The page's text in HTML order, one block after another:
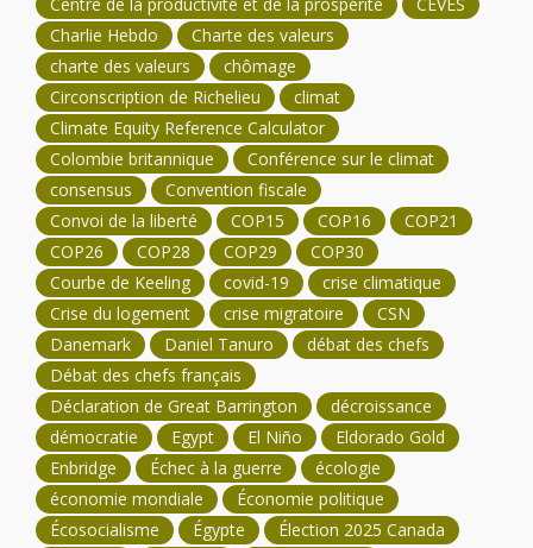
Charlie Hebdo
Charte des valeurs
charte des valeurs
chômage
Circonscription de Richelieu
climat
Climate Equity Reference Calculator
Colombie britannique
Conférence sur le climat
consensus
Convention fiscale
Convoi de la liberté
COP15 COP16
COP21
COP26
COP28 COP29
COP30
Courbe de Keeling
covid-19
crise climatique
Crise du logement
crise migratoire
CSN
Danemark
Daniel Tanuro
débat des chefs
Débat des chefs français
Déclaration de Great Barrington
décroissance
démocratie
Egypt El Niño
Eldorado Gold
Enbridge
Échec à la guerre
écologie
économie mondiale
Économie politique
Écosocialisme
Égypte
Élection 2025 Canada